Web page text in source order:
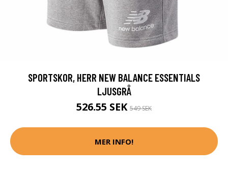
SPORTSKOR, HERR NEW BALANCE ESSENTIALS
LJUSGRÅ
526.55 SEK 549 SEK
MER INFO!